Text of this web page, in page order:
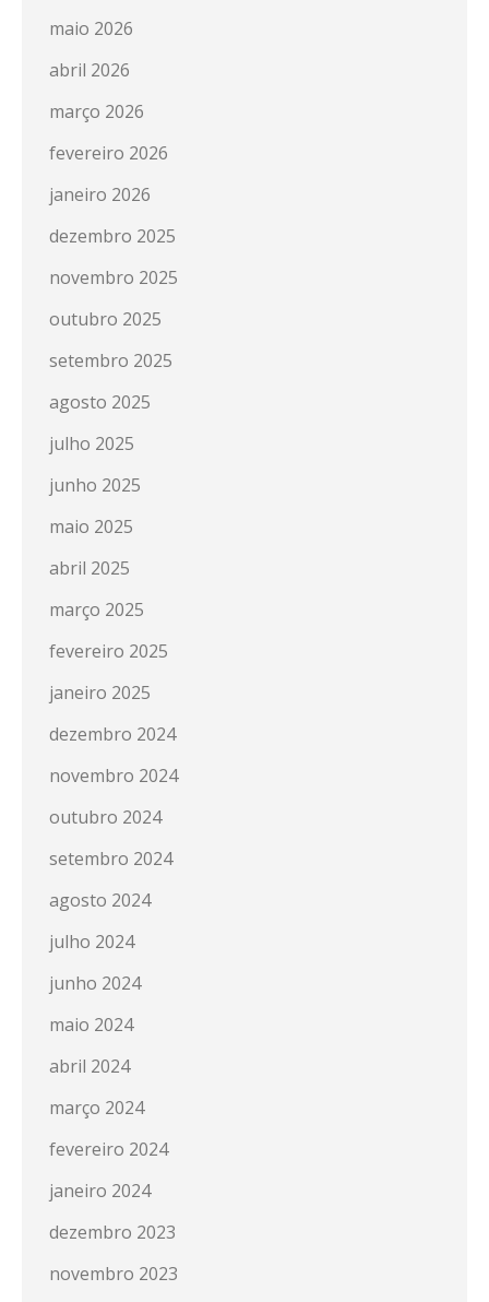
maio 2026
abril 2026
março 2026
fevereiro 2026
janeiro 2026
dezembro 2025
novembro 2025
outubro 2025
setembro 2025
agosto 2025
julho 2025
junho 2025
maio 2025
abril 2025
março 2025
fevereiro 2025
janeiro 2025
dezembro 2024
novembro 2024
outubro 2024
setembro 2024
agosto 2024
julho 2024
junho 2024
maio 2024
abril 2024
março 2024
fevereiro 2024
janeiro 2024
dezembro 2023
novembro 2023